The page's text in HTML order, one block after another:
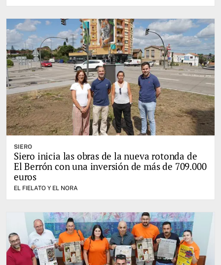
SIERO
Siero inicia las obras de la nueva rotonda de
El Berrón con una inversión de más de 709.000
euros
EL FIELATO Y EL NORA